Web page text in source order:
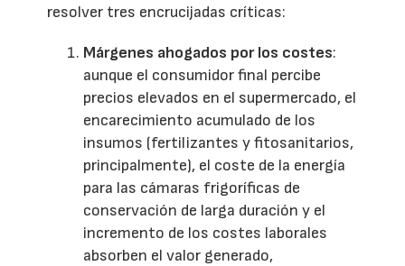
resolver tres encrucijadas críticas:
Márgenes ahogados por los costes:
aunque el consumidor final percibe
precios elevados en el supermercado, el
encarecimiento acumulado de los
insumos (fertilizantes y fitosanitarios,
principalmente), el coste de la energía
para las cámaras frigoríficas de
conservación de larga duración y el
incremento de los costes laborales
absorben el valor generado,